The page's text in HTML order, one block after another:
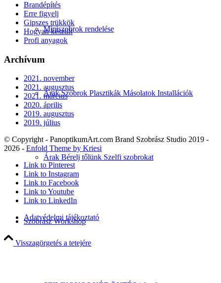
Miniszobrok rendelése
Árak Szobrok Plasztikák Másolatok Installációk
Árak Bérelj tőlünk Szelfi szobrokat
Szobrász Workshop
Brandépítés
Erre figyelj
Gipszes trükkök
Hogyan készült
Profi anyagok
Archívum
2021. november
2021. augusztus
2021. március
2020. április
2019. augusztus
2019. július
© Copyright - PanoptikumArt.com Brand Szobrász Studio 2019 -
2026 - Enfold Theme by Kriesi
Link to Pinterest
Link to Instagram
Link to Facebook
Link to Youtube
Link to LinkedIn
Adatvédelmi tájékoztató
Visszagörgetés a tetejére